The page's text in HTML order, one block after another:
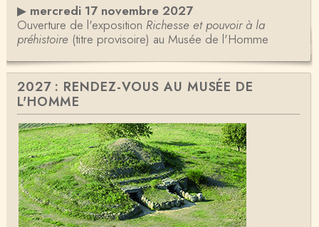
▶ mercredi 17 novembre 2027
Ouverture de l'exposition Richesse et pouvoir à la
préhistoire(titre provisoire) au Musée de l'Homme
2027 : RENDEZ-VOUS AU MUSÉE DE
L'HOMME